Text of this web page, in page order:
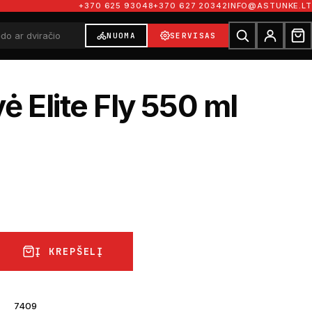
+370 625 93048+370 627 20342INFO@ASTUNKE.LT
NUOMA SERVISAS
Elite Fly 550 ml
Į KREPŠELĮ
7409